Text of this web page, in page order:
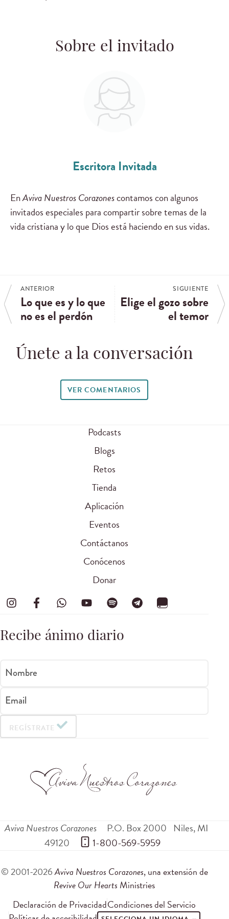
Sobre el invitado
Escritora Invitada
EnAviva Nuestros Corazonescontamos con algunos
invitados especiales para compartir sobre temas de la
vida cristiana y lo que Dios está haciendo en sus vidas.
ANTERIOR
Lo que es y lo que
no es el perdón
SIGUIENTE
Elige el gozo sobre
el temor
Únete a la conversación
VER COMENTARIOS
Podcasts
Blogs
Retos
Tienda
Aplicación
Eventos
Contáctanos
Conócenos
Donar
Recibe ánimo diario
Nombre
Email
REGÍSTRATE
Aviva Nuestros Corazones P.O. Box 2000 Niles,MI
49120
1-800-569-5959
© 2001-2026Aviva Nuestros Corazones, una extensión de
Revive Our Hearts Ministries
Declaración de PrivacidadCondiciones del Servicio